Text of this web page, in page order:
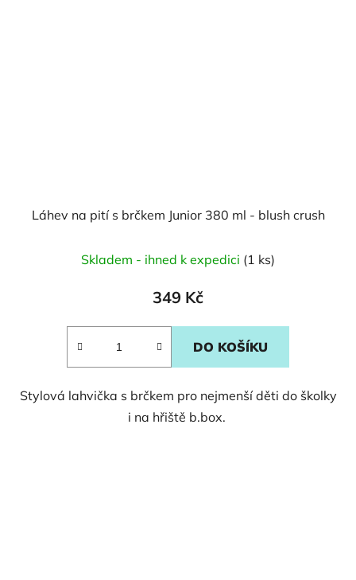
Láhev na pití s brčkem Junior 380 ml - blush crush
Skladem - ihned k expedici (1 ks)
349 Kč
DO KOŠÍKU
Stylová lahvička s brčkem pro nejmenší děti do školky
i na hřiště b.box.